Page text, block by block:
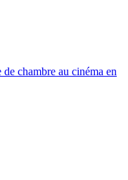
chambre au cinéma en